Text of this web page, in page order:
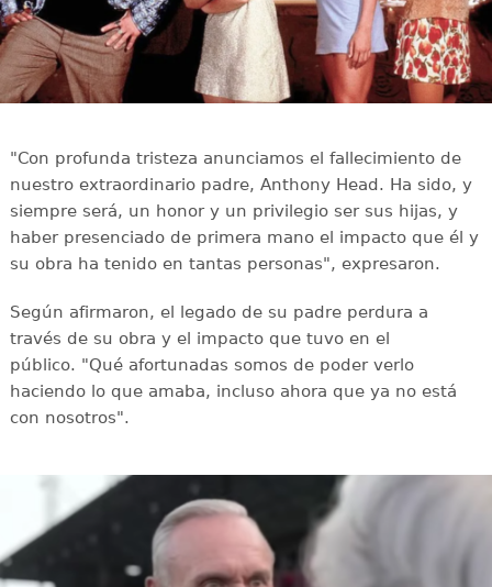
"Con profunda tristeza anunciamos el fallecimiento de
nuestro extraordinario padre, Anthony Head. Ha sido, y
siempre será, un honor y un privilegio ser sus hijas, y
haber presenciado de primera mano el impacto que él y
su obra ha tenido en tantas personas", expresaron.
Según afirmaron, el legado de su padre perdura a
través de su obra y el impacto que tuvo en el
público. "Qué afortunadas somos de poder verlo
haciendo lo que amaba, incluso ahora que ya no está
con nosotros".